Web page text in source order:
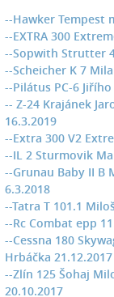
--Hawker Tempest
--EXTRA 300
--Sopwith Strutter
--Scheicher K 7
--Pilátus PC-6
-- Z-24 Krajánek
16.3.2019
--Extra 300 V2
--IL 2 Sturmovik
--Grunau Baby II B
6.3.2018
--Tatra T 101.1
--Rc Combat epp
--Cessna 180
Hrbáčka 21.12.2017
--Zlín 125 Šohaj
20.10.2017